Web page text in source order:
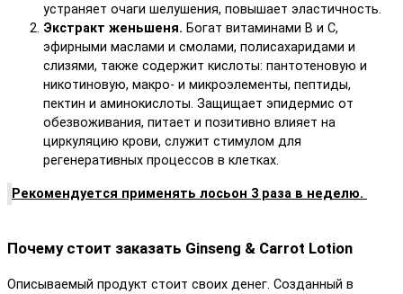
устраняет очаги шелушения, повышает эластичность.
Экстракт женьшеня. Богат витаминами В и C,
эфирными маслами и смолами, полисахаридами и
слизями, также содержит кислоты: пантотеновую и
никотиновую, макро- и микроэлементы, пептиды,
пектин и аминокислоты. Защищает эпидермис от
обезвоживания, питает и позитивно влияет на
циркуляцию крови, служит стимулом для
регенеративных процессов в клетках.
Рекомендуется применять лосьон 3 раза в неделю.
Почему стоит заказать Ginseng & Carrot Lotion
Описываемый продукт стоит своих денег. Созданный в